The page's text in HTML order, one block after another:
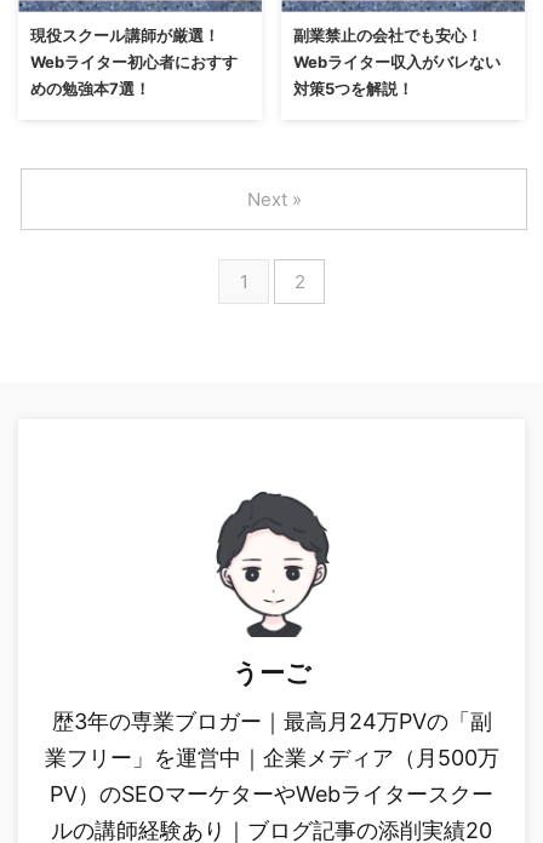
現役スクール講師が厳選！
Webライター初心者におすす
めの勉強本7選！
副業禁止の会社でも安心！
Webライター収入がバレない
対策5つを解説！
1 2
Next »
うーご
歴3年の専業ブロガー｜最高月24万PVの「副
業フリー」を運営中｜企業メディア（月500万
PV）のSEOマーケターやWebライタースクー
ルの講師経験あり｜ブログ記事の添削実績20